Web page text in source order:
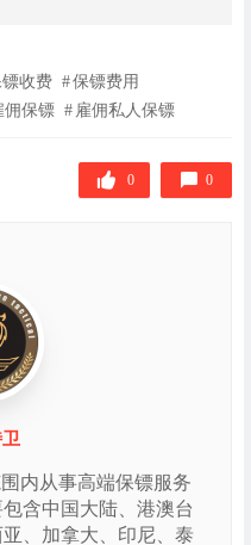
收费
保镖费用
佣保镖 雇佣私人保镖
0 0
内从事高端保镖服务
含中国大陆、港澳台
、加拿大、印尼、泰